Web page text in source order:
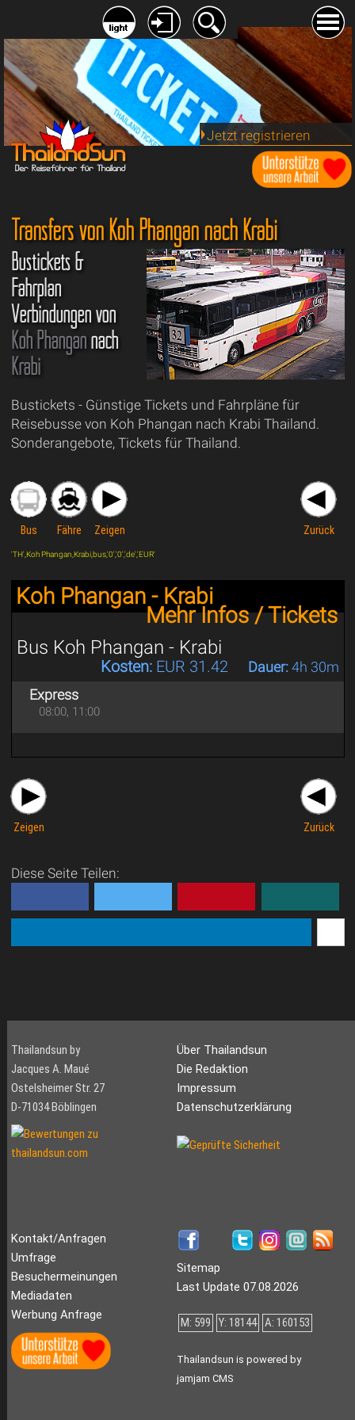
Jetzt registrieren
Transfers von Koh Phangan nach Krabi
Bustickets &
Fahrplan
Verbindungen von
Koh Phangannach
Krabi
Bustickets - Günstige Tickets und Fahrpläne für
Reisebusse von Koh Phangan nach Krabi Thailand.
Sonderangebote, Tickets für Thailand.
Bus Fähre Zeigen Zurück
'TH',Koh Phangan,Krabi,bus,'0','0','de','EUR'
Koh Phangan - Krabi
Mehr Infos / Tickets
Bus Koh Phangan - Krabi
Kosten:EUR 31.42 Dauer:4h 30m
Express
08:00, 11:00
Zeigen Zurück
Diese Seite Teilen:
Thailandsun by
Jacques A. Maué
Ostelsheimer Str. 27
D-71034 Böblingen
Über Thailandsun
Die Redaktion
Impressum
Datenschutzerklärung
Kontakt/Anfragen
Umfrage
Besuchermeinungen
Mediadaten
Werbung Anfrage
Sitemap
Last Update 07.08.2026
M: 599 Y: 18144 A: 160153
Thailandsun is powered by
jamjam CMS